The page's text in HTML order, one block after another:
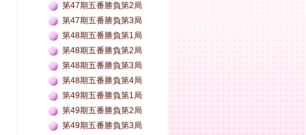
第47期五番勝負第2局
第47期五番勝負第3局
第48期五番勝負第1局
第48期五番勝負第2局
第48期五番勝負第3局
第48期五番勝負第4局
第49期五番勝負第1局
第49期五番勝負第2局
第49期五番勝負第3局